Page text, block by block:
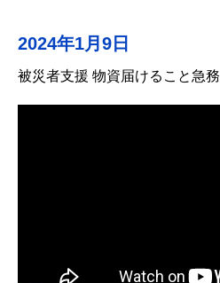
2024年1月9日
被災者支援 物資届けること急務